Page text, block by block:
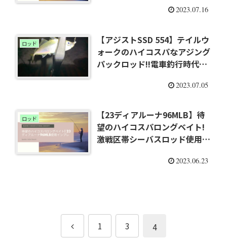
2023.07.16
ロッド
【アジストSSD 554】テイルウ
ォークのハイコスパなアジング
パックロッド!!電車釣行時代を
2023.07.05
ロッド
【23ディアルーナ96MLB】待
望のハイコスパロングベイト!
激戦区帯シーバスロッド使用イ
2023.06.23
前
1 3 4